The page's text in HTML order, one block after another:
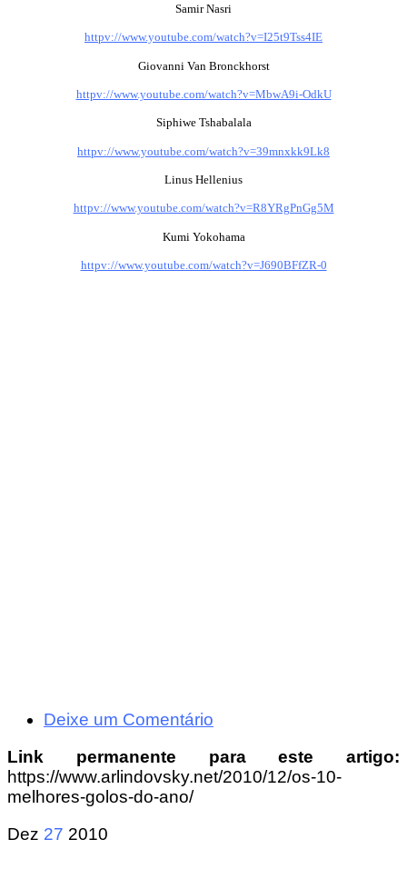
Samir Nasri
httpv://www.youtube.com/watch?v=I25t9Tss4IE
Giovanni Van Bronckhorst
httpv://www.youtube.com/watch?v=MbwA9i-OdkU
Siphiwe Tshabalala
httpv://www.youtube.com/watch?v=39mnxkk9Lk8
Linus Hellenius
httpv://www.youtube.com/watch?v=R8YRgPnGg5M
Kumi Yokohama
httpv://www.youtube.com/watch?v=J690BFfZR-0
Deixe um Comentário
Link permanente para este artigo:
https://www.arlindovsky.net/2010/12/os-10-
melhores-golos-do-ano/
Dez 27 2010